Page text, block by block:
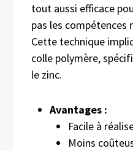
tout aussi efficace
pas les compétences
Cette technique
colle polymère,
le zinc.
Avantages :
Facile à
Moins